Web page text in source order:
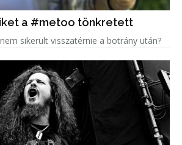
a #metoo tönkretett
sikerült visszatérnie a botrány után?